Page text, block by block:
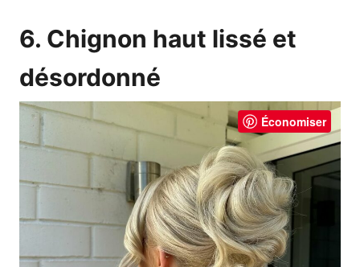
6. Chignon haut lissé et
désordonné
Économiser